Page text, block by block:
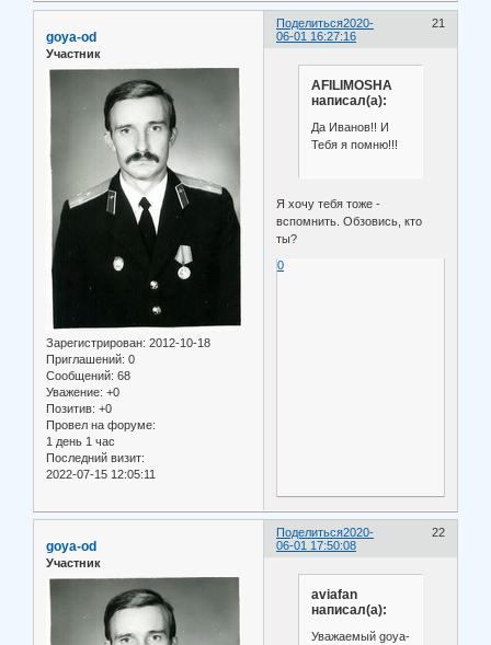
Поделиться 21
2020-
06-01 16:27:16
goya-od
Участник
Зарегистрирован: 2012-10-18
Приглашений: 0
Сообщений: 68
Уважение: +0
Позитив: +0
Провел на форуме:
1 день 1 час
Последний визит:
2022-07-15 12:05:11
AFILIMOSHA
написал(а):
Да Иванов!! И
Тебя я помню!!!
Я хочу тебя тоже -
вспомнить. Обзовись, кто
ты?
0
Поделиться 22
2020-
06-01 17:50:08
goya-od
Участник
aviafan
написал(а):
Уважаемый goya-